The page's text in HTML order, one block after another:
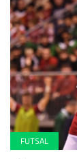
FUTSAL